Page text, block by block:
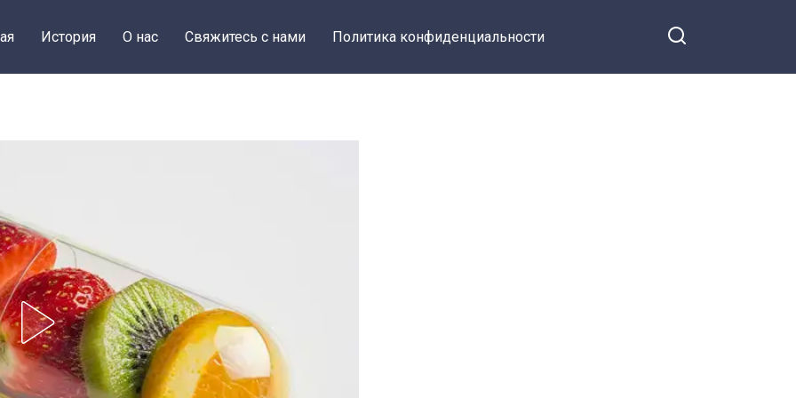
История О нас Свяжитесь с нами Политика конфиденциальности